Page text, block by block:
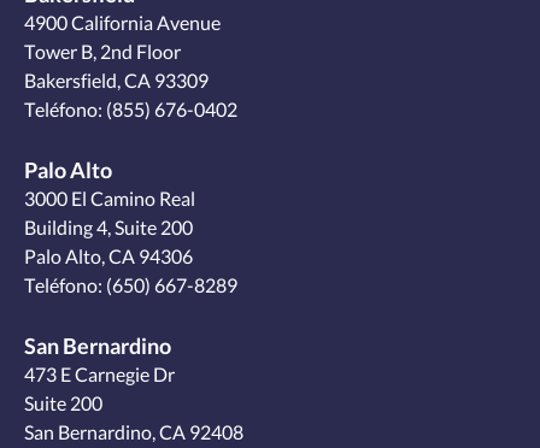
4900 California Avenue
Tower B, 2nd Floor
Bakersfield, CA 93309
Teléfono: (855) 676-0402
Palo Alto
3000 El Camino Real
Building 4, Suite 200
Palo Alto, CA 94306
Teléfono: (650) 667-8289
San Bernardino
473 E Carnegie Dr
Suite 200
San Bernardino, CA 92408